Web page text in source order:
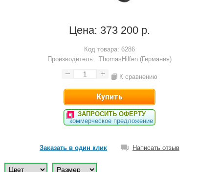
Цена: 373 200 р.
Код товара: 6286
Производитель: ThomasHilfen (Германия)
К сравнению
ЗАПРОСИТЬ ОФЕРТУ
коммерческое предложение
Заказать в один клик Написать отзыв